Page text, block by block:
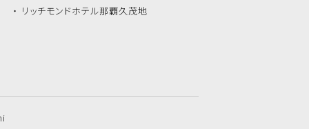
リッチモンドホテル那覇久茂地